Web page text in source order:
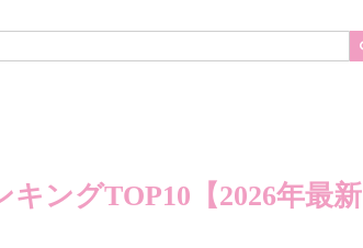
ングTOP10【2026年最新